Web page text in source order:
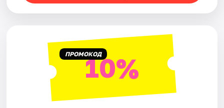
ПРОМОКОД10%